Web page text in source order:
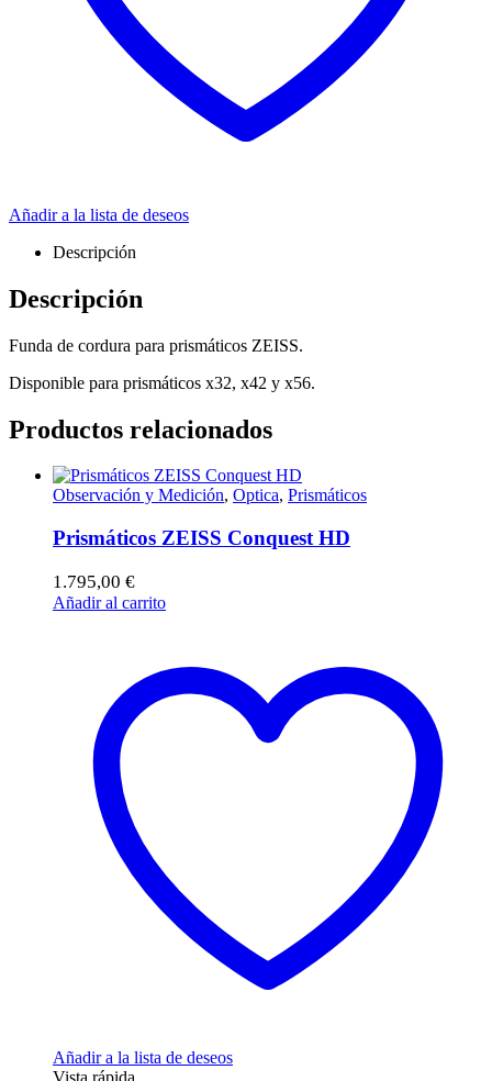
Añadir a la lista de deseos
Descripción
Descripción
Funda de cordura para prismáticos ZEISS.
Disponible para prismáticos x32, x42 y x56.
Productos relacionados
Observación y Medición, Optica, Prismáticos
Prismáticos ZEISS Conquest HD
1.795,00 €
Añadir al carrito
Añadir a la lista de deseos
Vista rápida